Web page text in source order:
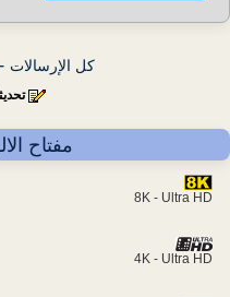
كل الإرسالات -
مفتاح
8K - Ultra HD
4K - Ultra HD